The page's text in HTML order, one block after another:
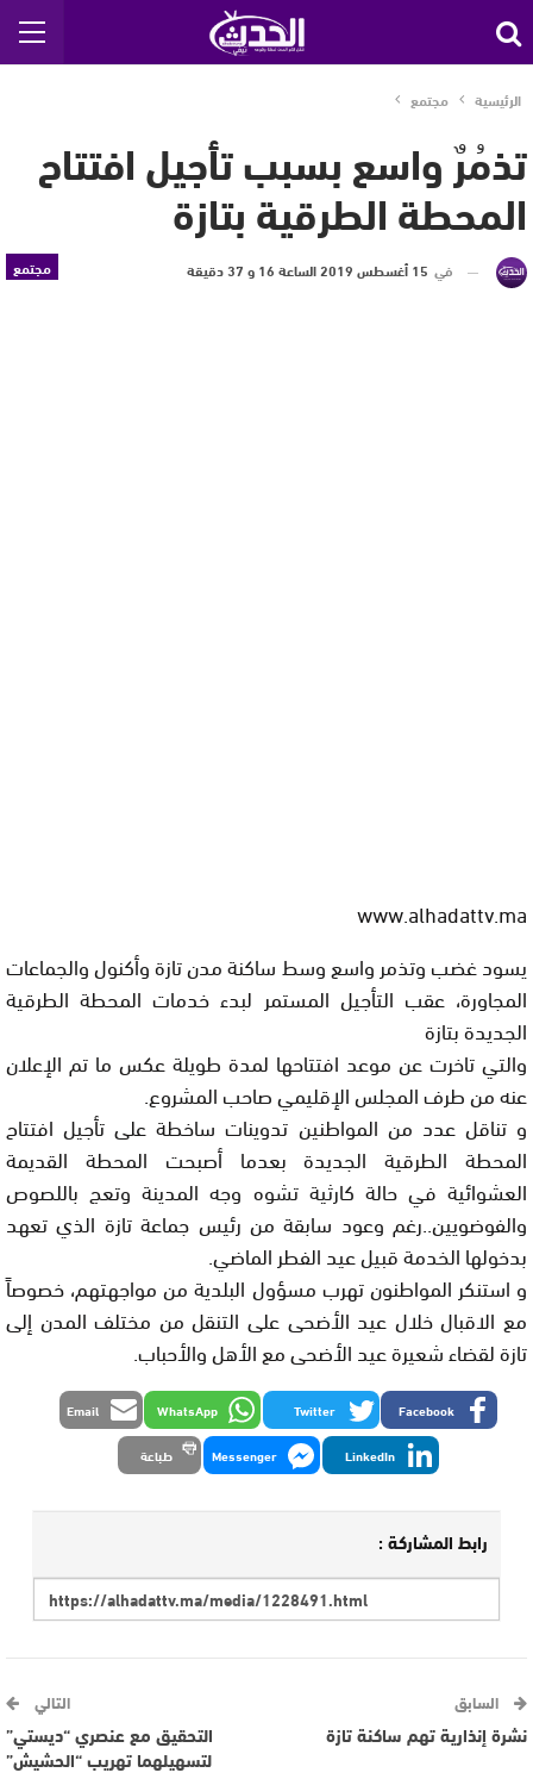
الرئيسية مجتمع
تذمُرٌ واسع بسبب تأجيل افتتاح
المحطة الطرقية بتازة
مجتمع في 15 أغسطس 2019 الساعة 16 و 37 دقيقة
www.alhadattv.ma
يسود غضب وتذمر واسع وسط ساكنة مدن تازة وأكنول والجماعات
المجاورة، عقب التأجيل المستمر لبدء خدمات المحطة الطرقية
الجديدة بتازة
والتي تاخرت عن موعد افتتاحها لمدة طويلة عكس ما تم الإعلان
عنه من طرف المجلس الإقليمي صاحب المشروع.
و تناقل عدد من المواطنين تدوينات ساخطة على تأجيل افتتاح
المحطة الطرقية الجديدة بعدما أصبحت المحطة القديمة
العشوائية في حالة كارثية تشوه وجه المدينة وتعج باللصوص
والفوضويين..رغم وعود سابقة من رئيس جماعة تازة الذي تعهد
بدخولها الخدمة قبيل عيد الفطر الماضي.
و استنكر المواطنون تهرب مسؤول البلدية من مواجهتهم، خصوصاً
مع الاقبال خلال عيد الأضحى على التنقل من مختلف المدن إلى
تازة لقضاء شعيرة عيد الأضحى مع الأهل والأحباب.
Facebook
Twitter
WhatsApp
Email
LinkedIn
Messenger طباعة
رابط المشاركة :
السابق
نشرة إنذارية تهم ساكنة تازة
التالي
التحقيق مع عنصري “ديستي”
لتسهيلهما تهريب “الحشيش”